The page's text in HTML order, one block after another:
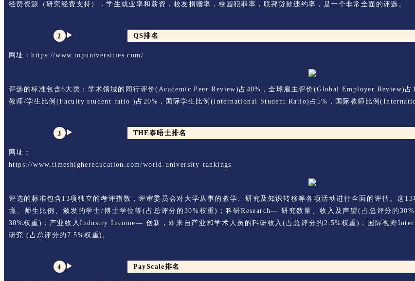
经费资源（研究经费支持），学生就业率和薪资，校友捐赠率，校园犯罪率，联邦贷款违约率，是一个非常全面的评选。
2 QS排名
网址：https://www.topuniversities.com/
评选的标准包含6大类：学术领域的同行评价(Academic Peer Review)占40%，全球雇主评价(Global Employer Review)
教师/学生比例(Faculty student ratio )占20%，国际学生比例(International Student Ratio)占5%，国际教师比例
3 THE泰晤士排名
网址：
https://www.timeshighereducation.com/world-university-rankings
评选的标准包含13项独立的考评指数，评审委员会对大学从事的教学、研究及知识转移等各项活动进行全面的评估。这
境、师生比例、颁发的学士/博士学位等(占总评分的30%权重)；科研Research— 研究数量、收入及声望(占总评分的
30%权重)；产业收入Industry Income— 创新，即来自产业和学术人员的科研收入(占总评分的2.5%权重)；国际视野
研究 (占总评分的7.5%权重)。
4 PayScale排名